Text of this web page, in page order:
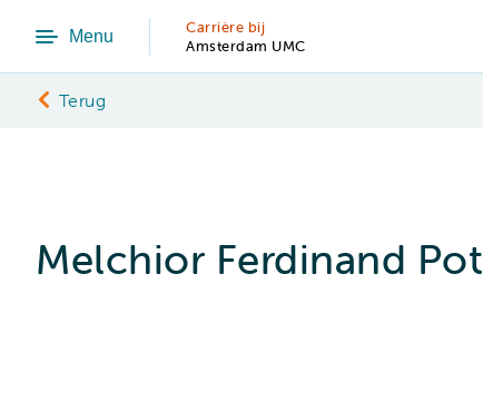
Menu
Carrière bij
Amsterdam UMC
Terug
Melchior Ferdinand Pot